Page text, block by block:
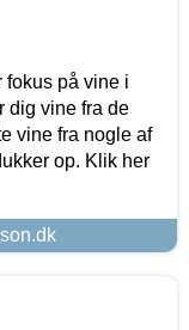
fokus på vine i
dig vine fra de
vine fra nogle af
op. Klik her